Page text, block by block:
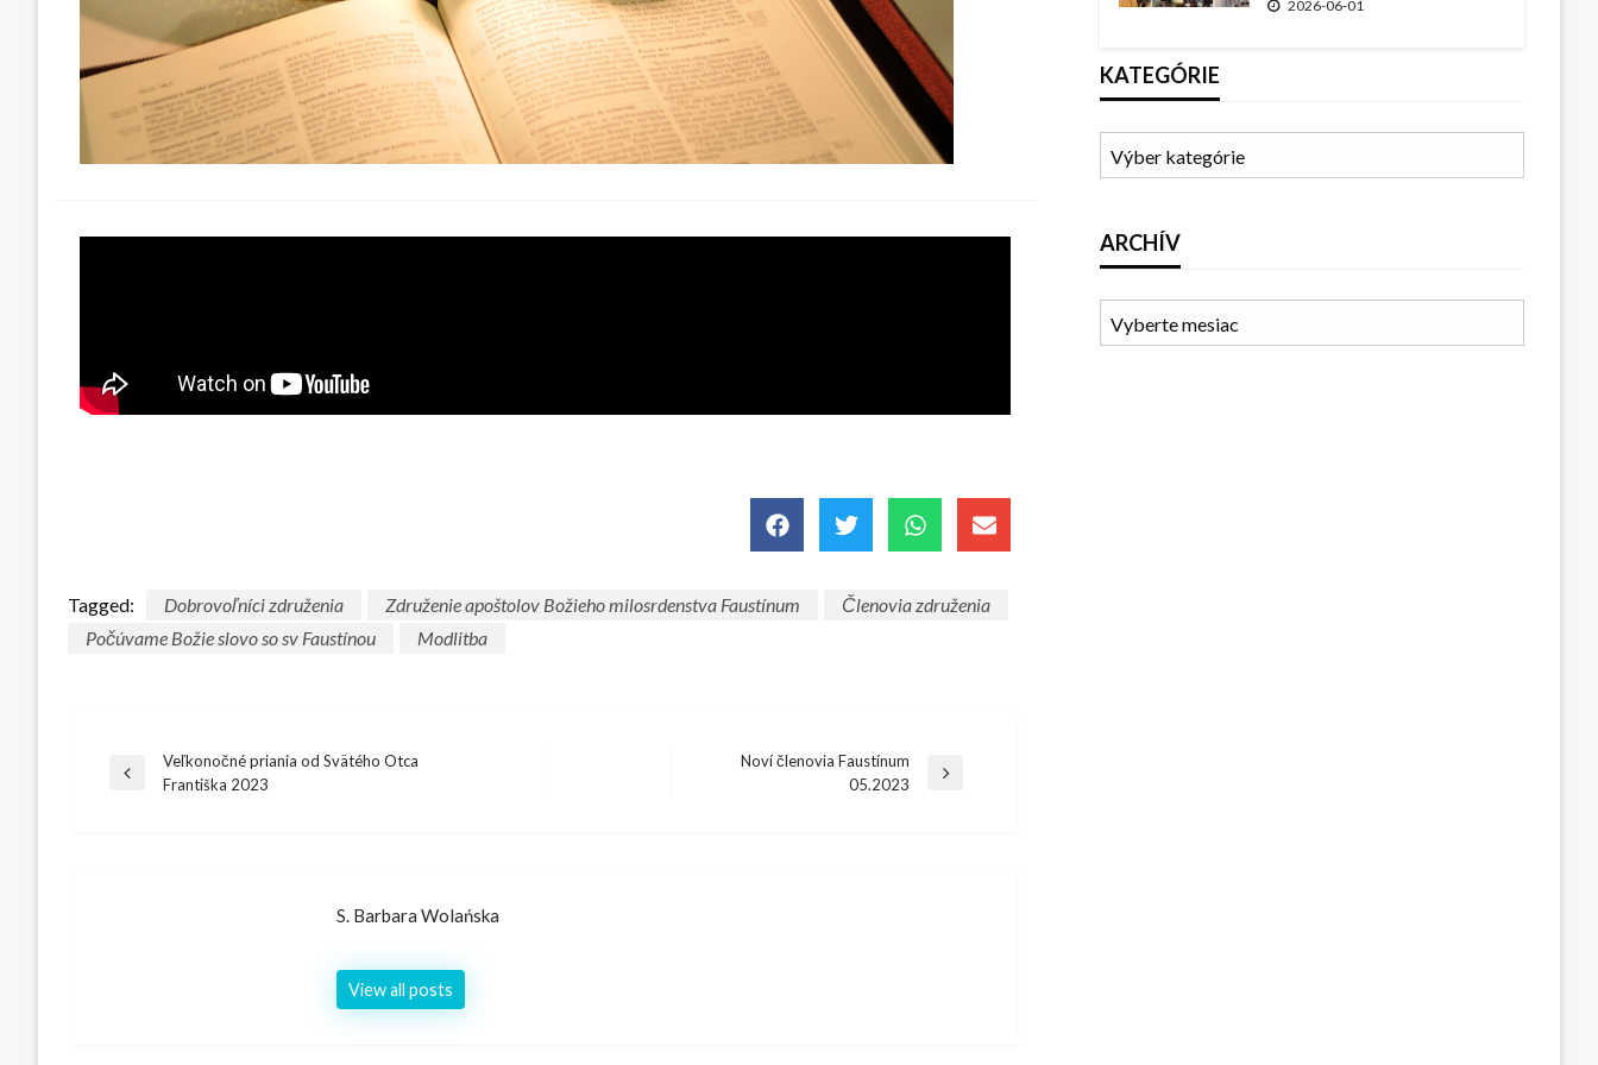
2026-06-01
KATEGÓRIE
ARCHÍV
Tagged: Dobrovoľníci združenia Združenie apoštolov Božieho milosrdenstva Faustínum
Členovia združenia
Počúvame Božie slovo so sv Faustínou
Modlitba
Veľkonočné priania od Svätého Otca
Františka 2023
Noví členovia Faustínum
05.2023
S. Barbara Wolańska
View all posts